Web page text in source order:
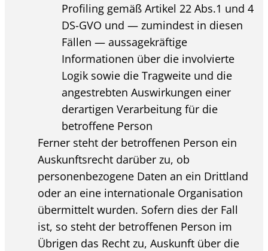
Profiling gemäß Artikel 22 Abs.1 und 4
DS-GVO und — zumindest in diesen
Fällen — aussagekräftige
Informationen über die involvierte
Logik sowie die Tragweite und die
angestrebten Auswirkungen einer
derartigen Verarbeitung für die
betroffene Person
Ferner steht der betroffenen Person ein
Auskunftsrecht darüber zu, ob
personenbezogene Daten an ein Drittland
oder an eine internationale Organisation
übermittelt wurden. Sofern dies der Fall
ist, so steht der betroffenen Person im
Übrigen das Recht zu, Auskunft über die